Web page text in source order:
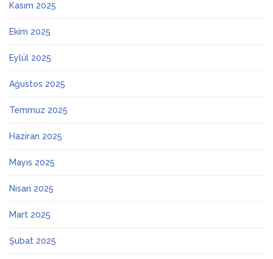
Kasım 2025
Ekim 2025
Eylül 2025
Ağustos 2025
Temmuz 2025
Haziran 2025
Mayıs 2025
Nisan 2025
Mart 2025
Şubat 2025